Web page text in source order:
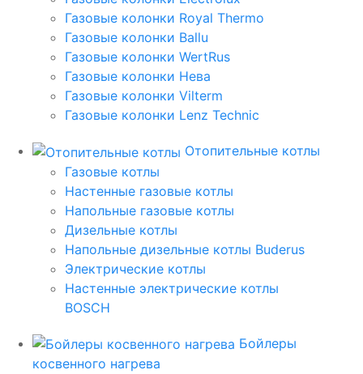
Газовые колонки Royal Thermo
Газовые колонки Ballu
Газовые колонки WertRus
Газовые колонки Нева
Газовые колонки Vilterm
Газовые колонки Lenz Technic
Отопительные котлы
Газовые котлы
Настенные газовые котлы
Напольные газовые котлы
Дизельные котлы
Напольные дизельные котлы Buderus
Электрические котлы
Настенные электрические котлы
BOSCH
Бойлеры
косвенного нагрева